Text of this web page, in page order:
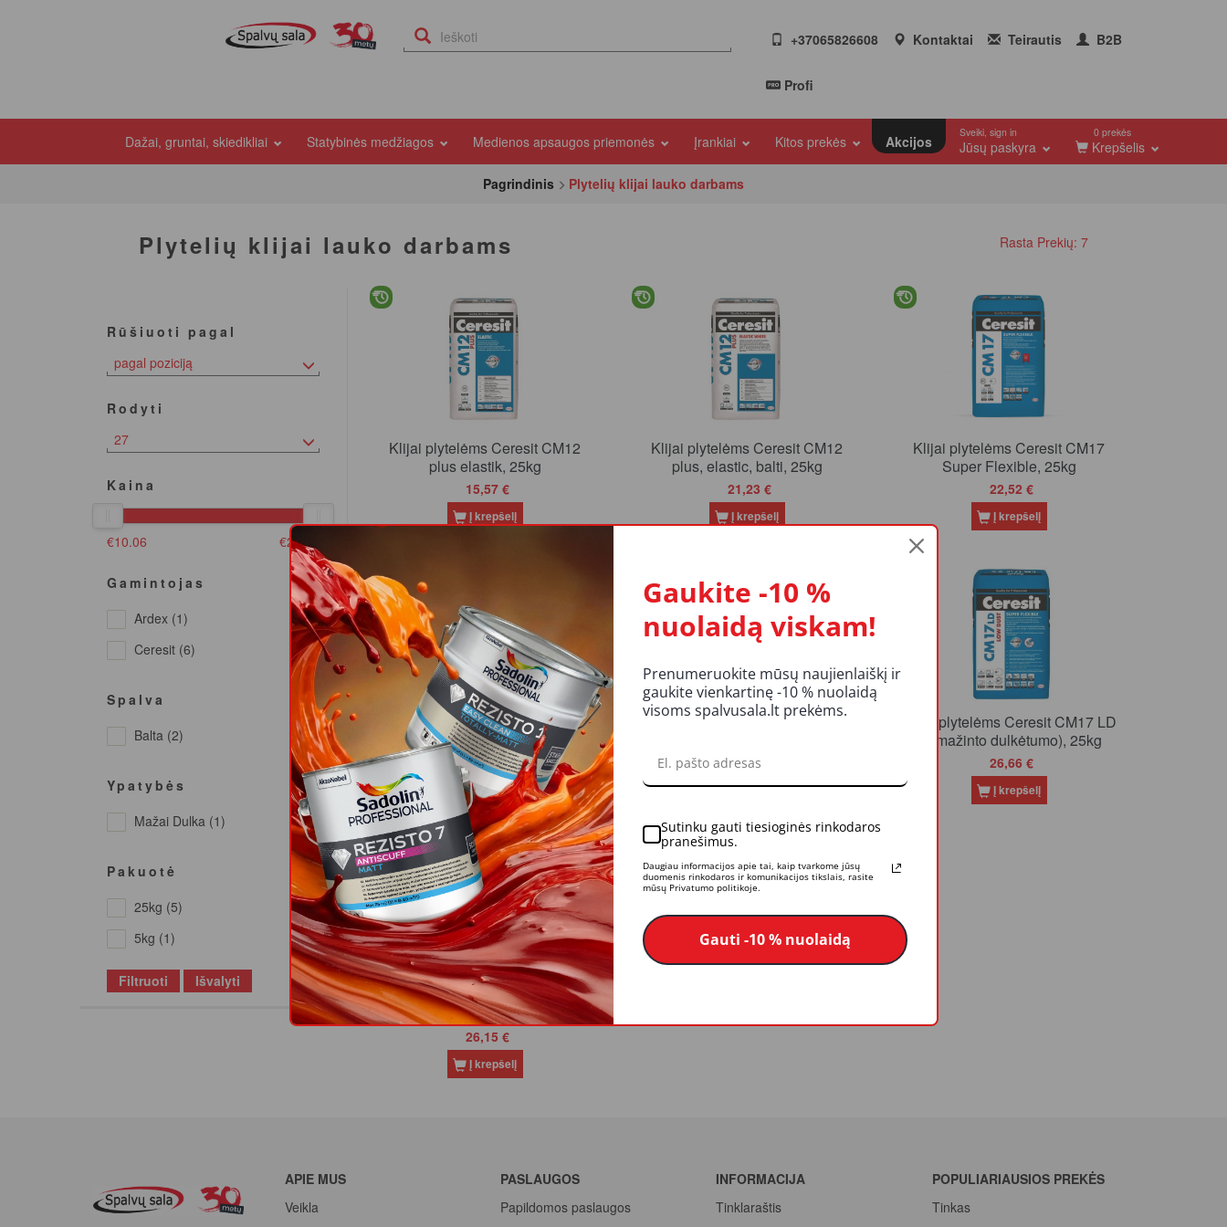
+37065826608 Kontaktai Teirautis B2B
Profi
Dažai, gruntai, skiedikliai Statybinės medžiagos Medienos apsaugos priemonės Įrankiai Kitos prekės Akcijos
Sveiki, sign in
Jūsų paskyra
0 prekės
Krepšelis
Pagrindinis
Plytelių klijai lauko darbams
Plytelių klijai lauko darbams Rasta Prekių: 7
Rūšiuoti pagal
pagal poziciją
Rodyti
27
Kaina
€10.06 €29.18
Gamintojas
Ardex (1)
Ceresit (6)
Spalva
Balta (2)
Ypatybės
Mažai Dulka (1)
Pakuotė
25kg (5)
5kg (1)
Filtruoti Išvalyti
Klijai plytelėms Ceresit CM12
plus elastik, 25kg
15,57 €
Į krepšelį
Klijai plytelėms Ceresit CM12
plus, elastic, balti, 25kg
21,23 €
Į krepšelį
Klijai plytelėms Ceresit CM17
Super Flexible, 25kg
22,52 €
Į krepšelį
Klijai plytelėms Ceresit CM17
Super Flexible, 5kg
9,40 €
Į krepšelį
Akcija
Klijai plytelėms Ceresit CM17
29,18 € 23,34 €
Į krepšelį
Klijai plytelėms Ceresit CM17 LD
(sumažinto dulkėtumo), 25kg
26,66 €
Į krepšelį
Naujiena
Elastingi plytelių klijai Ardex X
701 F 20kg
26,15 €
Į krepšelį
APIE MUS
Veikla
PASLAUGOS
Papildomos paslaugos
INFORMACIJA
Tinklaraštis
POPULIARIAUSIOS PREKĖS
Tinkas
Gaukite -10 %
nuolaidą viskam!
Prenumeruokite mūsų naujienlaiškį ir
gaukite vienkartinę -10 % nuolaidą
visoms spalvusala.lt prekėms.
Sutinku gauti tiesioginės rinkodaros
pranešimus.
Daugiau informacijos apie tai, kaip tvarkome jūsų
duomenis rinkodaros ir komunikacijos tikslais, rasite
mūsų Privatumo politikoje.
Gauti -10 % nuolaidą